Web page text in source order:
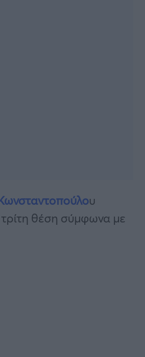
υ
θέση σύμφωνα με